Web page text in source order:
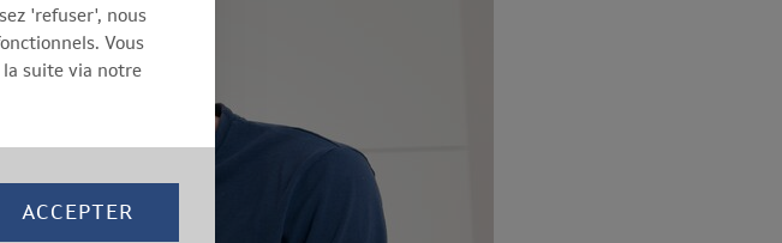
'refuser', nous
Vous
suite via notre
ACCEPTER